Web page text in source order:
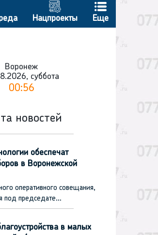
g
Нацпроекты
f
Еще
Воронеж
суббота
00:56
новостей
обеспечат
в Воронежской
оперативного совещания,
под председате…
в малых